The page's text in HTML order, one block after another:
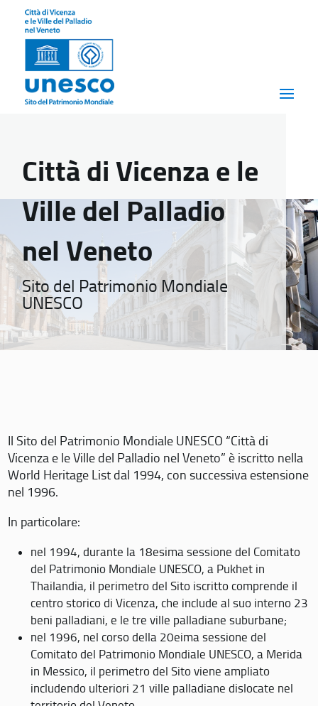
Città di Vicenza e le
Ville del Palladio
nel Veneto
Sito del Patrimonio Mondiale
UNESCO
Il Sito del Patrimonio Mondiale UNESCO “Città di
Vicenza e le Ville del Palladio nel Veneto” è iscritto nella
World Heritage List dal 1994, con successiva estensione
nel 1996.
In particolare:
nel 1994, durante la 18esima sessione del Comitato
del Patrimonio Mondiale UNESCO, a Pukhet in
Thailandia, il perimetro del Sito iscritto comprende il
centro storico di Vicenza, che include al suo interno 23
beni palladiani, e le tre ville palladiane suburbane;
nel 1996, nel corso della 20eima sessione del
Comitato del Patrimonio Mondiale UNESCO, a Merida
in Messico, il perimetro del Sito viene ampliato
includendo ulteriori 21 ville palladiane dislocate nel